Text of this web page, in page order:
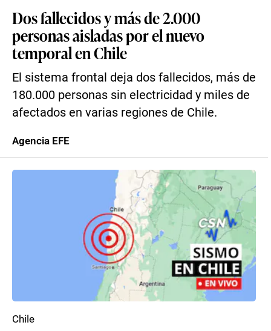
Dos fallecidos y más de 2.000
personas aisladas por el nuevo
temporal en Chile
El sistema frontal deja dos fallecidos, más de
180.000 personas sin electricidad y miles de
afectados en varias regiones de Chile.
Agencia EFE
Chile